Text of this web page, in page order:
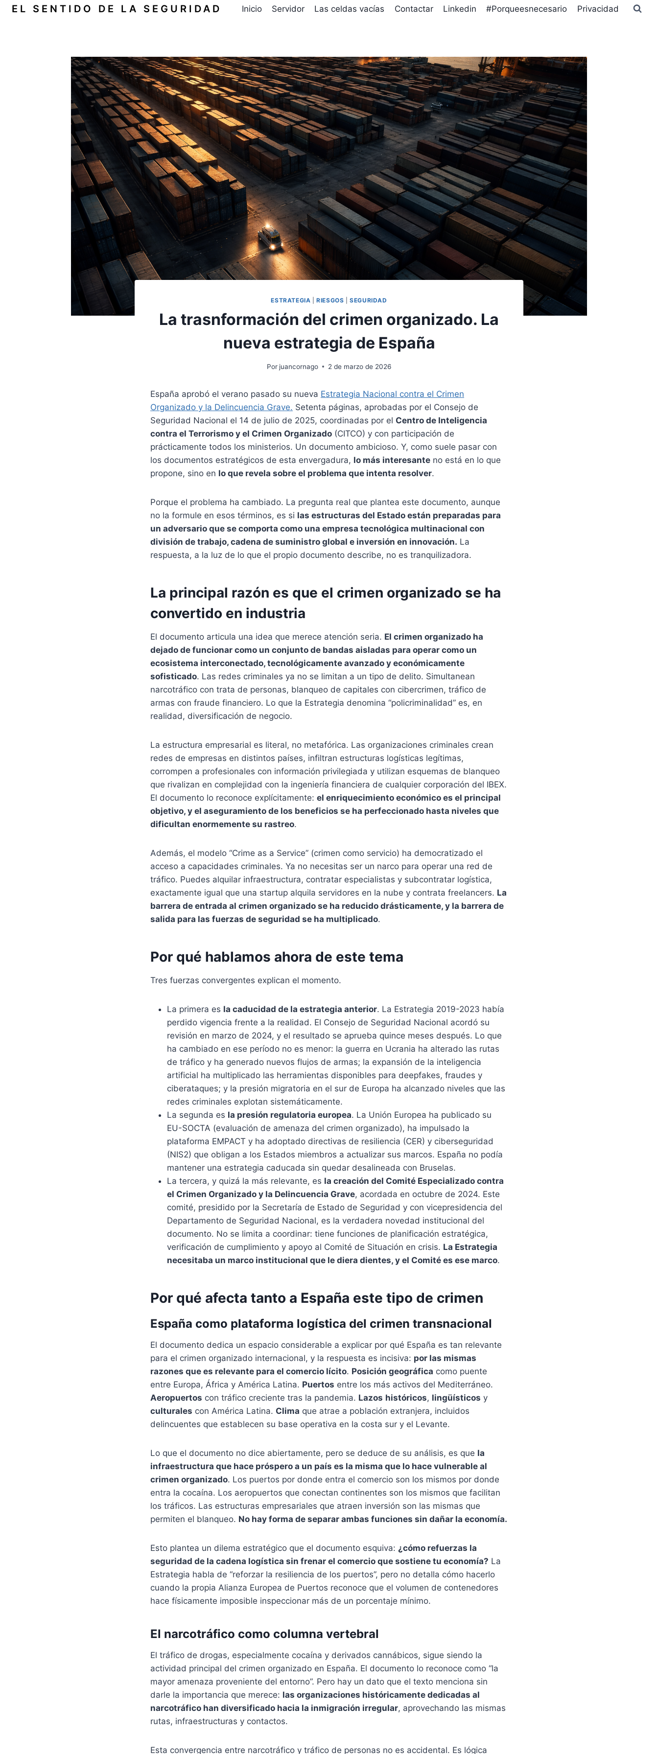
SaltarEL SENTIDO DE LA SEGURIDAD Inicio Servidor Las celdas vacías Contactar Linkedin #Porqueesnecesario Privacidad
ESTRATEGIA |RIESGOS |SEGURIDAD
La trasnformación del crimen organizado. La
nueva estrategia de España
Por juancornago 2 de marzo de 2026
España aprobó el verano pasado su nueva Estrategia Nacional contra el Crimen
Organizado y la Delincuencia Grave. Setenta páginas, aprobadas por el Consejo de
Seguridad Nacional el 14 de julio de 2025, coordinadas por el Centro de Inteligencia
contra el Terrorismo y el Crimen Organizado (CITCO) y con participación de
prácticamente todos los ministerios. Un documento ambicioso. Y, como suele pasar con
los documentos estratégicos de esta envergadura, lo más interesante no está en lo que
propone, sino en lo que revela sobre el problema que intenta resolver.
Porque el problema ha cambiado. La pregunta real que plantea este documento, aunque
no la formule en esos términos, es si las estructuras del Estado están preparadas para
un adversario que se comporta como una empresa tecnológica multinacional con
división de trabajo, cadena de suministro global e inversión en innovación. La
respuesta, a la luz de lo que el propio documento describe, no es tranquilizadora.
La principal razón es que el crimen organizado se ha
convertido en industria
El documento articula una idea que merece atención seria. El crimen organizado ha
dejado de funcionar como un conjunto de bandas aisladas para operar como un
ecosistema interconectado, tecnológicamente avanzado y económicamente
sofisticado. Las redes criminales ya no se limitan a un tipo de delito. Simultanean
narcotráfico con trata de personas, blanqueo de capitales con cibercrimen, tráfico de
armas con fraude financiero. Lo que la Estrategia denomina “policriminalidad” es, en
realidad, diversificación de negocio.
La estructura empresarial es literal, no metafórica. Las organizaciones criminales crean
redes de empresas en distintos países, infiltran estructuras logísticas legítimas,
corrompen a profesionales con información privilegiada y utilizan esquemas de blanqueo
que rivalizan en complejidad con la ingeniería financiera de cualquier corporación del IBEX.
El documento lo reconoce explícitamente: el enriquecimiento económico es el principal
objetivo, y el aseguramiento de los beneficios se ha perfeccionado hasta niveles que
dificultan enormemente su rastreo.
Además, el modelo “Crime as a Service” (crimen como servicio) ha democratizado el
acceso a capacidades criminales. Ya no necesitas ser un narco para operar una red de
tráfico. Puedes alquilar infraestructura, contratar especialistas y subcontratar logística,
exactamente igual que una startup alquila servidores en la nube y contrata freelancers. La
barrera de entrada al crimen organizado se ha reducido drásticamente, y la barrera de
salida para las fuerzas de seguridad se ha multiplicado.
Por qué hablamos ahora de este tema
Tres fuerzas convergentes explican el momento.
La primera es la caducidad de la estrategia anterior. La Estrategia 2019-2023 había
perdido vigencia frente a la realidad. El Consejo de Seguridad Nacional acordó su
revisión en marzo de 2024, y el resultado se aprueba quince meses después. Lo que
ha cambiado en ese período no es menor: la guerra en Ucrania ha alterado las rutas
de tráfico y ha generado nuevos flujos de armas; la expansión de la inteligencia
artificial ha multiplicado las herramientas disponibles para deepfakes, fraudes y
ciberataques; y la presión migratoria en el sur de Europa ha alcanzado niveles que las
redes criminales explotan sistemáticamente.
La segunda es la presión regulatoria europea. La Unión Europea ha publicado su
EU-SOCTA (evaluación de amenaza del crimen organizado), ha impulsado la
plataforma EMPACT y ha adoptado directivas de resiliencia (CER) y ciberseguridad
(NIS2) que obligan a los Estados miembros a actualizar sus marcos. España no podía
mantener una estrategia caducada sin quedar desalineada con Bruselas.
La tercera, y quizá la más relevante, es la creación del Comité Especializado contra
el Crimen Organizado y la Delincuencia Grave, acordada en octubre de 2024. Este
comité, presidido por la Secretaría de Estado de Seguridad y con vicepresidencia del
Departamento de Seguridad Nacional, es la verdadera novedad institucional del
documento. No se limita a coordinar: tiene funciones de planificación estratégica,
verificación de cumplimiento y apoyo al Comité de Situación en crisis. La Estrategia
necesitaba un marco institucional que le diera dientes, y el Comité es ese marco.
Por qué afecta tanto a España este tipo de crimen
España como plataforma logística del crimen transnacional
El documento dedica un espacio considerable a explicar por qué España es tan relevante
para el crimen organizado internacional, y la respuesta es incisiva: por las mismas
razones que es relevante para el comercio lícito. Posición geográfica como puente
entre Europa, África y América Latina. Puertos entre los más activos del Mediterráneo.
Aeropuertos con tráfico creciente tras la pandemia. Lazos históricos, lingüísticos y
culturales con América Latina. Clima que atrae a población extranjera, incluidos
delincuentes que establecen su base operativa en la costa sur y el Levante.
Lo que el documento no dice abiertamente, pero se deduce de su análisis, es que la
infraestructura que hace próspero a un país es la misma que lo hace vulnerable al
crimen organizado. Los puertos por donde entra el comercio son los mismos por donde
entra la cocaína. Los aeropuertos que conectan continentes son los mismos que facilitan
los tráficos. Las estructuras empresariales que atraen inversión son las mismas que
permiten el blanqueo. No hay forma de separar ambas funciones sin dañar la economía.
Esto plantea un dilema estratégico que el documento esquiva: ¿cómo refuerzas la
seguridad de la cadena logística sin frenar el comercio que sostiene tu economía? La
Estrategia habla de “reforzar la resiliencia de los puertos”, pero no detalla cómo hacerlo
cuando la propia Alianza Europea de Puertos reconoce que el volumen de contenedores
hace físicamente imposible inspeccionar más de un porcentaje mínimo.
El narcotráfico como columna vertebral
El tráfico de drogas, especialmente cocaína y derivados cannábicos, sigue siendo la
actividad principal del crimen organizado en España. El documento lo reconoce como “la
mayor amenaza proveniente del entorno”. Pero hay un dato que el texto menciona sin
darle la importancia que merece: las organizaciones históricamente dedicadas al
narcotráfico han diversificado hacia la inmigración irregular, aprovechando las mismas
rutas, infraestructuras y contactos.
Esta convergencia entre narcotráfico y tráfico de personas no es accidental. Es lógica